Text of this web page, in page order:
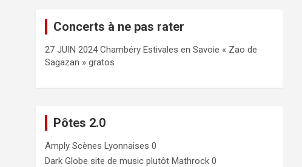
le
Concerts à ne pas rater
27 JUIN 2024 Chambéry Estivales en Savoie « Zao de
Sagazan » gratos
Pôtes 2.0
Amply Scènes Lyonnaises 0
Dark Globe site de music plutôt Mathrock 0